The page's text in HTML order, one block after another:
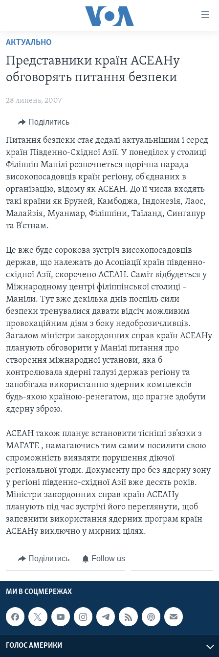
Перейти
матеріалу
Перейти
меню
Перейти
до
Пошуку
АКТУАЛЬНО
США
УКРАЇНА
ВІЙНА - ЦЕ ОСОБИСТЕ
УКРАЇНЦІ У СВІТІ
НАУКА
ЗДОРОВ'Я
КУЛЬТУРА
СУСПІЛЬСТВО
ЕКОНОМІКА
ІСТОРІЇ УСПІХУ УКРАЇНЦІВ
АНАЛІТИКА
ПОЛІТИКА В США
АДМІНІСТРАЦІЯ ПРЕЗИДЕНТА ТРАМПА: ПЕРШІ 100
УКРАЇНЦІ В АМЕРИЦІ
УКРАЇНА
ІНТЕРВ'Ю
БОРОТЬБА З ДЕЗІНФОРМАЦІЄЮ
ВІДЕО
ЧАС-TIME
БРИФІНГ ГОЛОСУ АМЕРИКИ
СТУДІЯ ВАШИНГТОН
ВІКНО В АМЕРИКУ
ПРАЙМ-ТАЙМ
ПОГЛЯД З ВАШИНГТОНА
ENGLISH
Learning English
МИ В СОЦМЕРЕЖАХ
Мови
АКТУАЛЬНО
Представники країн АСЕАНу
обговорять питання безпеки
28 липень, 2007
Поділитись
Питання безпеки стає дедалі актуальнішим і серед
країн Південно-Східної Азії. У понеділок у столиці
Філіппін Манілі розпочнеться щорічна нарада
високопосадовців країн регіону, об'єднаних в
організацію, відому як АСЕАН. До її числа входять
такі країни як Бруней, Камбоджа, Індонезія, Лаос,
Малайзія, Муанмар, Філіппіни, Таїланд, Сингапур
та В'єтнам.
Це вже буде сорокова зустріч високопосадовців
держав, що належать до Асоціації країн південно-
східної Азії, скорочено АСЕАН. Саміт відбудеться у
Міжнародному центрі філіппінської столиці –
Маніли. Тут вже декілька днів поспіль сили
безпеки тренувалися давати відсіч можливим
провокаційним діям з боку недоброзичливців.
Загалом міністри закордонних справ країн АСЕАНу
планують обговорити у Манілі питання про
створення міжнародної установи, яка б
контролювала ядерні галузі держав регіону та
запобігала використанню ядерних комплексів
будь-якою країною-ренегатом, що прагне здобути
ядерну зброю.
АСЕАН також планує встановити тісніші зв’язки з
МАГАТЕ , намагаючись тим самим посилити свою
спроможність виявляти порушення діючої
регіональної угоди. Документу про без ядерну зону
у регіоні південно-східної Азії вже десять років.
Міністри закордонних справ країн АСЕАНу
планують під час зустрічі його переглянути, щоб
запевнити використання ядерних програм країн
АСЕАНу виключно у мирних цілях.
Поділитись Follow us
МИ В СОЦМЕРЕЖАХ
ГОЛОС АМЕРИКИ